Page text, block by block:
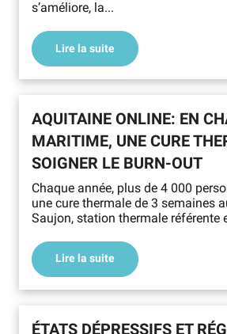
s’améliore, la...
Lire la suite
AQUITAINE ONLINE: EN
MARITIME, UNE CURE
SOIGNER LE BURN-OUT
Chaque année, plus de 4 000
une cure thermale de 3 semaines
Saujon, station thermale référente
Lire la suite
ÉTATS DÉPRESSIFS ET